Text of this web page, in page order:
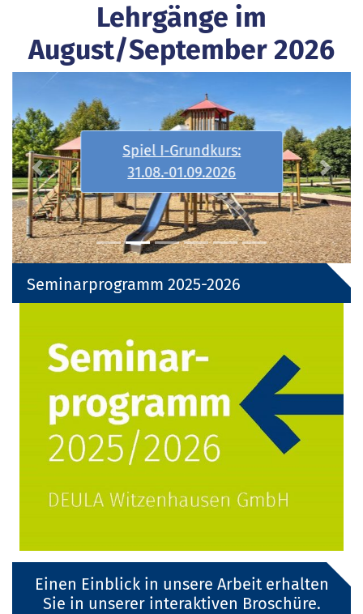
Lehrgänge im
August/September 2026
Spiel I-Grundkurs:
31.08.-01.09.2026
Previous Next
Seminarprogramm 2025-2026
Einen Einblick in unsere Arbeit erhalten
Sie in unserer interaktiven Broschüre.